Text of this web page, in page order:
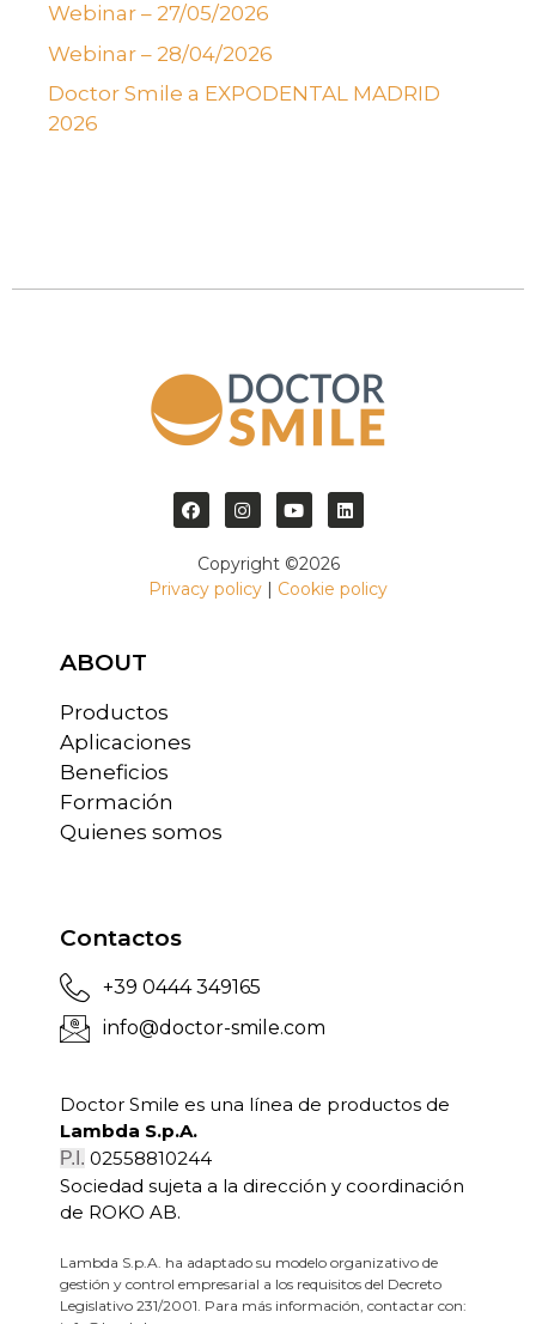
Webinar – 27/05/2026
Webinar – 28/04/2026
Doctor Smile a EXPODENTAL MADRID
2026
Copyright ©2026
Privacy policy | Cookie policy
ABOUT
Productos
Aplicaciones
Beneficios
Formación
Quienes somos
Contactos
+39 0444 349165
info@doctor-smile.com
Doctor Smile es una línea de productos de
Lambda S.p.A.
P.I. 02558810244
Sociedad sujeta a la dirección y coordinación
de ROKO AB.
Lambda S.p.A. ha adaptado su modelo organizativo de
gestión y control empresarial a los requisitos del Decreto
Legislativo 231/2001. Para más información, contactar con: